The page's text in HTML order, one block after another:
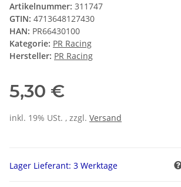
Artikelnummer: 311747
GTIN: 4713648127430
HAN: PR66430100
Kategorie: PR Racing
Hersteller: PR Racing
5,30 €
inkl. 19% USt. , zzgl. Versand
Lager Lieferant: 3 Werktage